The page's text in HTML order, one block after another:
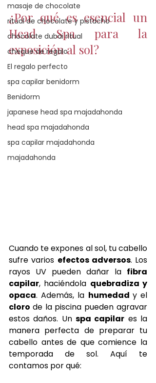
masaje de chocolate
ritual de chocolate y pistacho
chocolate dubai ritual
cheque de regalo
El regalo perfecto
spa capilar benidorm
Benidorm
japanese head spa majadahonda
head spa majadahonda
spa capilar majadahonda
majadahonda
¿Por qué es esencial un
Head Spa para la
exposición al sol?
Cuando te expones al sol, tu cabello
sufre varios efectos adversos. Los
rayos UV pueden dañar la fibra
capilar, haciéndola quebradiza y
opaca. Además, la humedad
cloro de la piscina pueden agravar
estos daños. Un spa capilar es la
manera perfecta de preparar tu
cabello antes de que comience la
temporada de sol. Aquí te
contamos por qué: